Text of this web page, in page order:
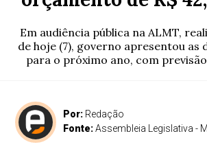
Em audiência pública na ALMT,
de hoje (7), governo apresentou as
para o próximo ano, com previsão
Por: Redação
Fonte:Assembleia Legislativa -